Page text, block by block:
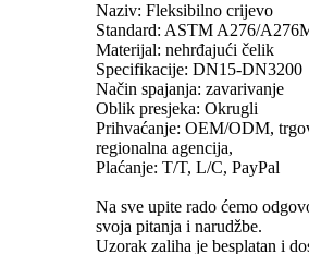
Naziv: Fleksibilno crijevo
Standard: ASTM A276/
Materijal: nehrđajući čelik
Specifikacije: DN15-DN3200
Način spajanja: zavarivanje
Oblik presjeka: Okrugli
Prihvaćanje: OEM/ODM,
regionalna agencija,
Plaćanje: T/T, L/C, PayPal
Na sve upite rado ćemo
svoja pitanja i narudžbe.
Uzorak zaliha je besplatan i